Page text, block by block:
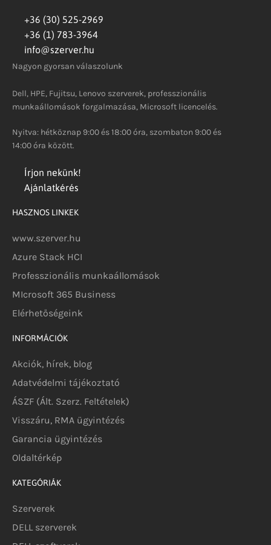
+36 (30) 525-2969
+36 (1) 783-3964
info@szerver.hu
Nagyon gyorsan válaszolunk
Dell, HPE, Fujitsu, Lenovo szerverek, professzionális
munkaállomások forgalmazása, Microsoft licencelés.
Nyitva: hétköznap 9:00 és 18:00 óra, szombaton 9:00 és
14:00 óra között.
Írjon nekünk!
Ajánlatkérés
HASZNOS LINKEK
www.szerver.hu
Azure Stack HCI
Professzionális munkaállomások
MIcrosoft 365 Business
Elérhetőségeink
INFORMÁCIÓK
Akciók, hírek, blog
Adatvédelmi tájékoztató
ÁSZF (Ált. Szerz. Feltételek)
Visszáru, RMA ügyintézés
Garancia ügyintézés
Oldaltérkép
KATEGÓRIÁK
Szerverek
DELL szerverek